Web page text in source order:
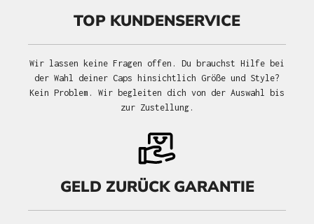
TOP KUNDENSERVICE
Wir lassen keine Fragen offen. Du brauchst Hilfe bei
der Wahl deiner Caps hinsichtlich Größe und Style?
Kein Problem. Wir begleiten dich von der Auswahl bis
zur Zustellung.
GELD ZURÜCK GARANTIE